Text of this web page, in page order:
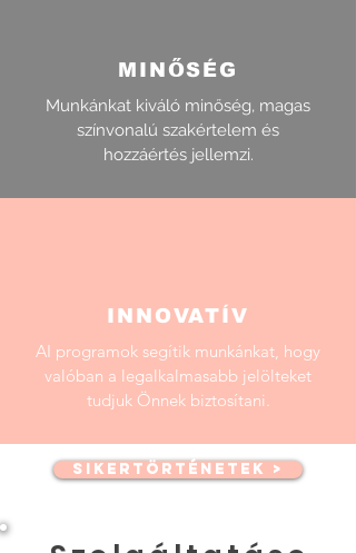
MINŐSÉG
Munkánkat kiváló minőség, magas
színvonalú szakértelem és
hozzáértés jellemzi.
INNOVATÍV
AI programok segítik munkánkat, hogy
valóban a legalkalmasabb jelölteket
tudjuk Önnek biztosítani.
SIKERTÖRTÉNETEK >